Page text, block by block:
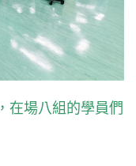
在場八組的學員們